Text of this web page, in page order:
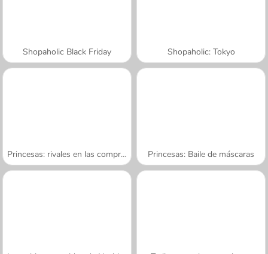
Shopaholic Black Friday Shopaholic: Tokyo
Princesas: rivales en las compras Princesas: Baile de máscaras